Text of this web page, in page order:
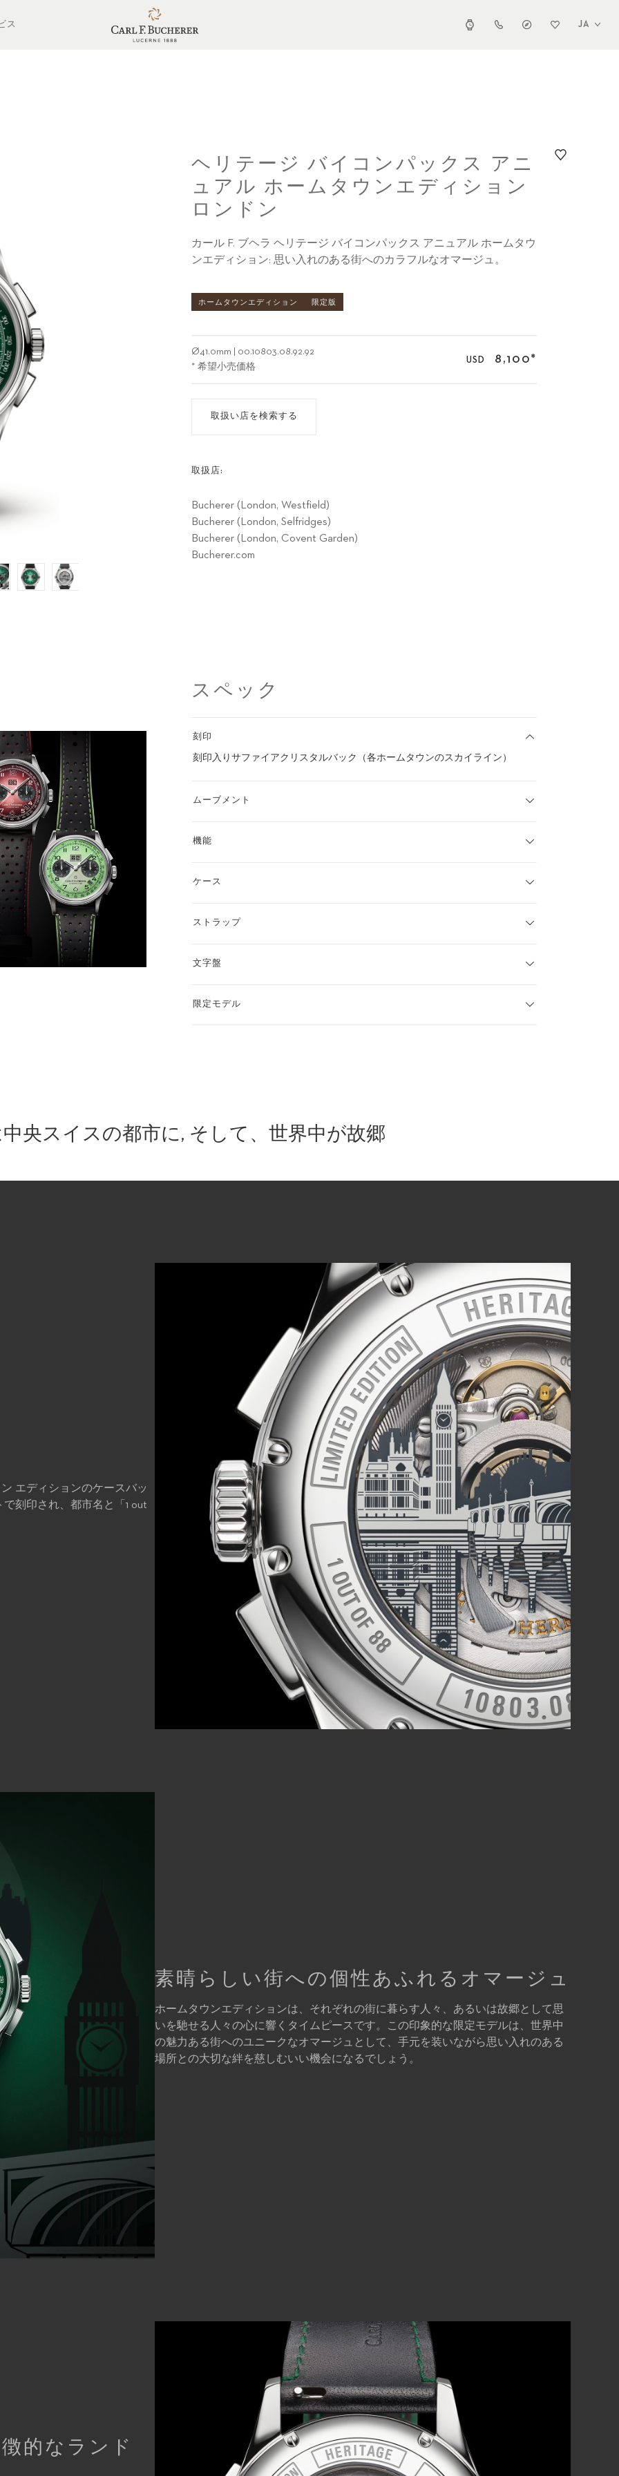
ス JA
ヘリテージ バイコンパックス アニ
ュアル ホームタウンエディション
ロンドン
カール F. ブヘラ ヘリテージ バイコンパックス アニュアル ホームタウ
ンエディション: 思い入れのある街へのカラフルなオマージュ。
ホームタウンエディション 限定版
Ø41.0mm
00.10803.08.92.92
* 希望小売価格
USD 8,100*
取扱い店を検索する
取扱店:
Bucherer (London, Westfield)
Bucherer (London, Selfridges)
Bucherer (London, Covent Garden)
Bucherer.com
スペック
刻印
刻印入りサファイアクリスタルバック（各ホームタウンのスカイライン）
ムーブメント
機能
ケース
ストラップ
文字盤
限定モデル
央スイスの都市に, そして、世界中が故郷
エディションのケースバッ
刻印され、都市名と「1 out
素晴らしい街への個性あふれるオマージュ
ホームタウンエディションは、それぞれの街に暮らす人々、あるいは故郷として思
いを馳せる人々の心に響くタイムピースです。この印象的な限定モデルは、世界中
の魅力ある街へのユニークなオマージュとして、手元を装いながら思い入れのある
場所との大切な絆を慈しむいい機会になるでしょう。
的なランド